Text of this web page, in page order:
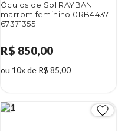
Óculos de Sol RAYBAN
marrom feminino 0RB4437L
67371355
R$ 850,00
ou 10x de R$ 85,00